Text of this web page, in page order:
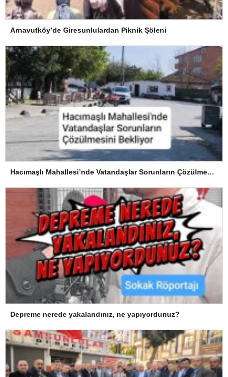
Arnavutköy’de Giresunlulardan Piknik Şöleni
Hacımaşlı Mahallesi’nde Vatandaşlar Sorunların Çözülmesini Bekliyor
Depreme nerede yakalandınız, ne yapıyordunuz?